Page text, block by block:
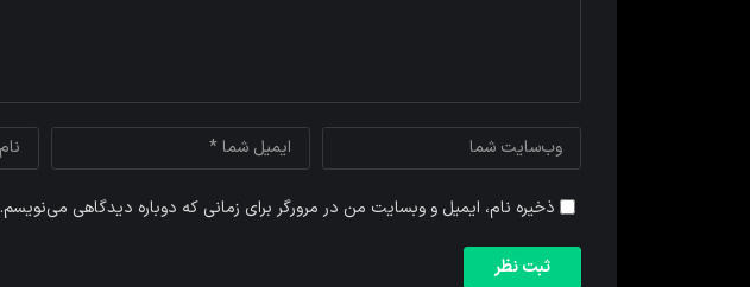
ذخیره نام، ایمیل و وبسایت من در مرورگر برای زمانی که دوباره دیدگاهی می‌نویسم.